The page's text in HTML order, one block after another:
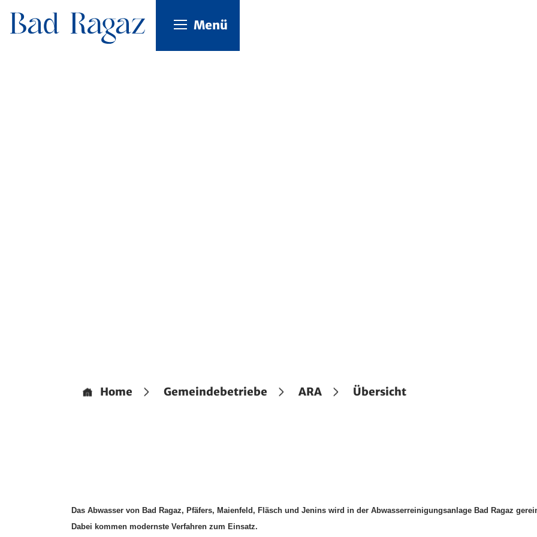
Kopfzeile Menü
Home Gemeindebetriebe ARA Übersicht
Das Abwasser von Bad Ragaz, Pfäfers, Maienfeld, Fläsch und Jenins wird in der Abwasserreinigungsanlage Bad Ragaz
Dabei kommen modernste Verfahren zum Einsatz.